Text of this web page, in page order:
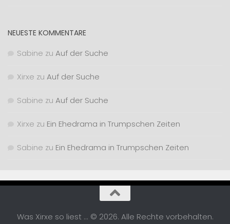
NEUESTE KOMMENTARE
Sabine zu Auf der Suche
Xirxe zu Auf der Suche
Sabine zu Auf der Suche
Xirxe zu Ein Ehedrama in Trumpschen Zeiten
Sabine zu Ein Ehedrama in Trumpschen Zeiten
Was Xirxe so liest ... © 2026. Alle Rechte vorbehalten.